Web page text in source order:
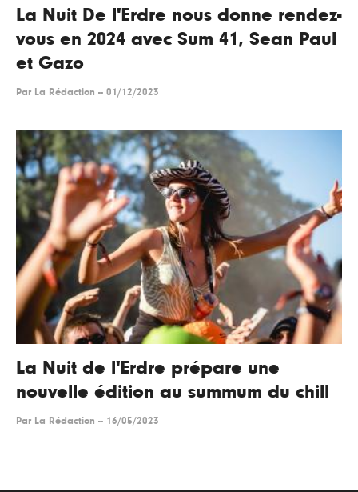
La Nuit De l'Erdre nous donne rendez-
vous en 2024 avec Sum 41, Sean Paul
et Gazo
Par La Rédaction -- 01/12/2023
La Nuit de l'Erdre prépare une
nouvelle édition au summum du chill
Par La Rédaction -- 16/05/2023